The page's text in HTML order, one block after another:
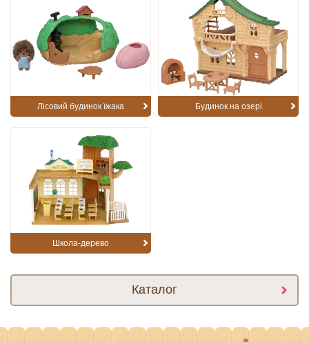
Лісовий будинок їжака Будинок на озері
Школа-дерево
Каталог